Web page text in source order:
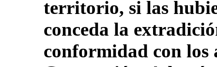
territorio, si las
conceda la
conformidad con los